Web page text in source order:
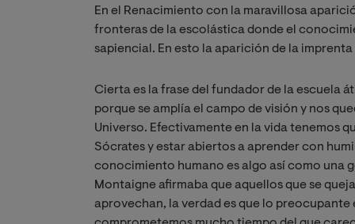
En el Renacimiento con la maravillosa
fronteras de la escolástica donde el
sapiencial. En esto la aparición de la
Cierta es la frase del fundador de la escuela
porque se amplía el campo de visión y nos
Universo. Efectivamente en la vida tenemos
Sócrates y estar abiertos a aprender con
conocimiento humano es algo así como una
Montaigne afirmaba que aquellos que se
aprovechan, la verdad es que lo